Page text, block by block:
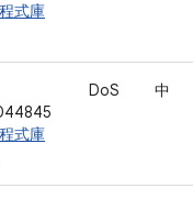
式庫
式庫
DoS 中